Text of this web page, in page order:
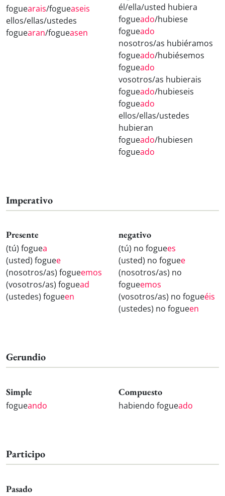
foguearais/fogueaseis
ellos/ellas/ustedes
foguearan/fogueasen
él/ella/usted hubiera
fogueado/hubiese
fogueado
nosotros/as hubiéramos
fogueado/hubiésemos
fogueado
vosotros/as hubierais
fogueado/hubieseis
fogueado
ellos/ellas/ustedes
hubieran
fogueado/hubiesen
fogueado
Imperativo
Presente
(tú) foguea
(usted) foguee
(nosotros/as) fogueemos
(vosotros/as) foguead
(ustedes) fogueen
negativo
(tú) no foguees
(usted) no foguee
(nosotros/as) no
fogueemos
(vosotros/as) no fogueéis
(ustedes) no fogueen
Gerundio
Simple
fogueando
Compuesto
habiendo fogueado
Participo
Pasado